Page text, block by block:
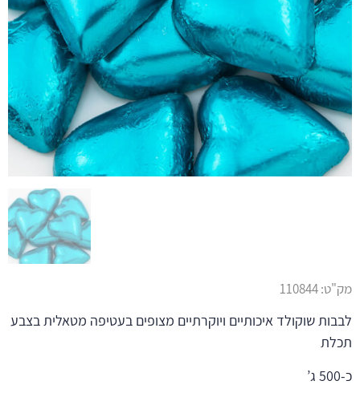
מק"ט:110844
לבבות שוקולד איכותיים ויוקרתיים מצופים בעטיפה מטאלית בצבע
תכלת
כ-500 ג’